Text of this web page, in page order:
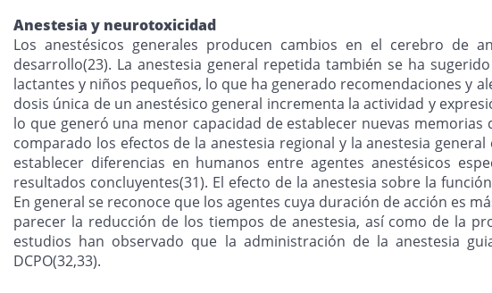
Anestesia y neurotoxicidad
Los anestésicos generales producen cambios en el cerebro de
desarrollo(23). La anestesia general repetida también se ha
lactantes y niños pequeños, lo que ha generado recomendaciones y
dosis única de un anestésico general incrementa la actividad y
lo que generó una menor capacidad de establecer nuevas
comparado los efectos de la anestesia regional y la anestesia
establecer diferencias en humanos entre agentes anestésicos
resultados concluyentes(31). El efecto de la anestesia sobre la
En general se reconoce que los agentes cuya duración de acción es
parecer la reducción de los tiempos de anestesia, así como de la
estudios han observado que la administración de la anestesia
DCPO(32,33).